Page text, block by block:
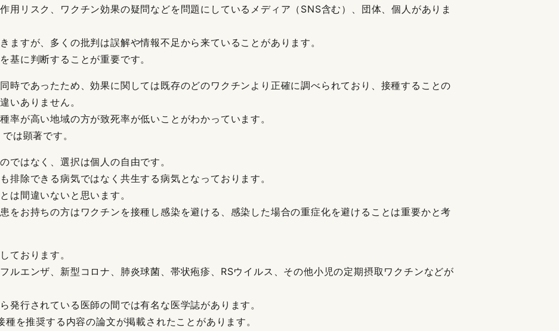
用リスク、ワクチン効果の疑問などを問題にしているメディア（SNS含む）、団体、個人がありま
ますが、多くの批判は誤解や情報不足から来ていることがあります。
基に判断することが重要です。
時であったため、効果に関しては既存のどのワクチンより正確に調べられており、接種することの
いありません。
率が高い地域の方が致死率が低いことがわかっています。
は顕著です。
ではなく、選択は個人の自由です。
排除できる病気ではなく共生する病気となっております。
は間違いないと思います。
をお持ちの方はワクチンを接種し感染を避ける、感染した場合の重症化を避けることは重要かと考
ております。
ルエンザ、新型コロナ、肺炎球菌、帯状疱疹、RSウイルス、その他小児の定期摂取ワクチンなどが
発行されている医師の間では有名な医学誌があります。
を推奨する内容の論文が掲載されたことがあります。